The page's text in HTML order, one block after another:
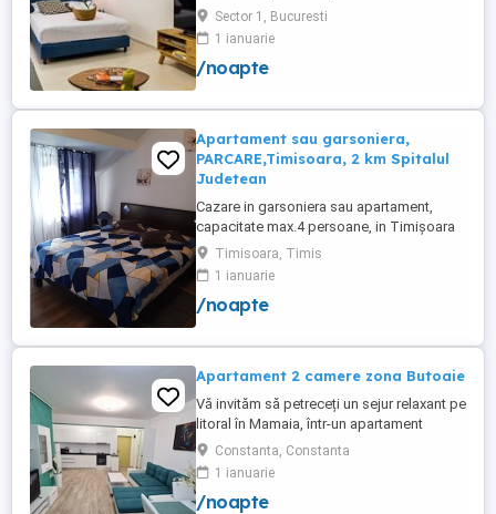
Victoriei,renovate recent i utilate complet.
Preț: De la 120-200 lei pentru 3 ore Preț
garsoniere 120-200 lei pentru noapte Preț
apartamente 200-300 lei pentru noapte
Sector 1, Bucuresti
1 ianuarie
/noapte
Apartament sau garsoniera,
PARCARE,Timisoara, 2 km Spitalul
Judetean
Cazare in garsoniera sau apartament,
capacitate max.4 persoane, in Timișoara
la 2 km de Spitalul Judetean. (la doua
strazi)de zona Calea Buziasului
Lic.Electrotimis si la 2 km de Mosnita
Noua Centura. PARCARE. Situat la et.1 al
+wifi , frigider, mașină spălat, ...
Timisoara, Timis
1 ianuarie
/noapte
Apartament 2 camere zona Butoaie
Vă invităm să petreceți un sejur relaxant pe
litoral în Mamaia, într-un apartament
modern, situat în complexul Moonlight,
Residence, zona centrală una dintre cele
mai căutate locații din stațiune. Locație
excelentă la doar câțiva pași de plajă,
Constanta, Constanta
1 ianuarie
/noapte